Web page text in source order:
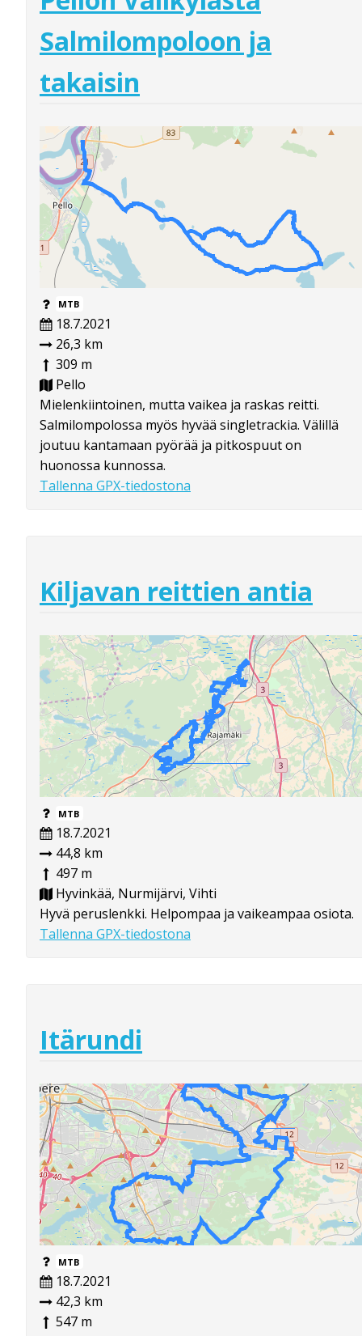
Salmilompoloon ja
takaisin
MTB
18.7.2021
26,3 km
309 m
Pello
Mielenkiintoinen, mutta vaikea ja raskas reitti.
Salmilompolossa myös hyvää singletrackia. Välillä
joutuu kantamaan pyörää ja pitkospuut on
huonossa kunnossa.
Tallenna GPX-tiedostona
Kiljavan reittien antia
MTB
18.7.2021
44,8 km
497 m
Hyvinkää, Nurmijärvi, Vihti
Hyvä peruslenkki. Helpompaa ja vaikeampaa osiota.
Tallenna GPX-tiedostona
Itärundi
MTB
18.7.2021
42,3 km
547 m